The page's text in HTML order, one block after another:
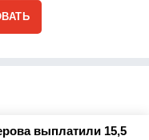
выплатили 15,5